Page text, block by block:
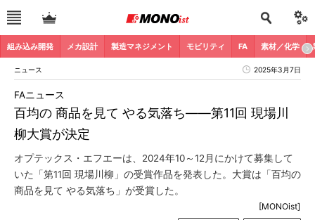
組み込み開発 メカ設計 製造マネジメント モビリティ FA 素材／化学
ニュース 2025年3月7日
百均の 商品を見て やる気落ち――第11回 現場川
柳大賞が決定
FAニュース
オプテックス・エフエーは、2024年10～12月にかけて募集して
いた「第11回 現場川柳」の受賞作品を発表した。大賞は「百均の
商品を見て やる気落ち」が受賞した。
[MONOist]